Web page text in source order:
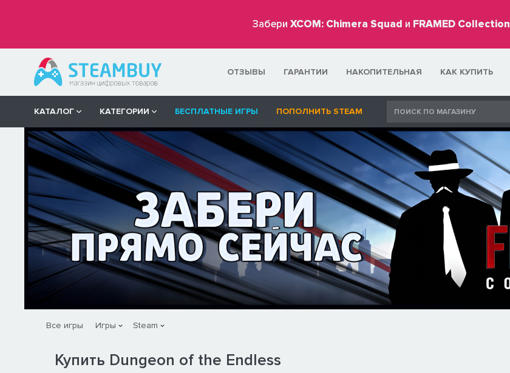
Забери XCOM: Chimera Squad и FRAMED Collection
ОТЗЫВЫ ГАРАНТИИ НАКОПИТЕЛЬНАЯ КАК КУПИТЬ
КАТАЛОГ КАТЕГОРИИ БЕСПЛАТНЫЕ ИГРЫ ПОПОЛНИТЬ STEAM
Все игры Игры Steam
Купить Dungeon of the Endless